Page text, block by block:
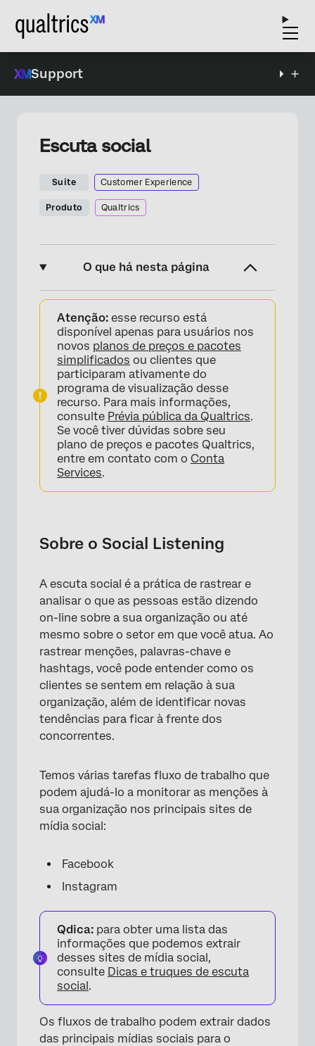
Support
Escuta social
Suite Customer Experience
Produto Qualtrics
O que há nesta página
Sobre o Social Listening
Permissões necessárias
Etapa 1: O projeto dos canais sociais
Etapa 2: O Fluxo de trabalho de escuta social
Extração de dados do Facebook
Extração de dados do Instagram
Etapa 3: Carregando dados sociais para o
Qualtrics
Etapa 5: Personalização do Dashboard
Perguntas frequentes
Atenção: esse recurso está
disponível apenas para usuários nos
novos planos de preços e pacotes
simplificados ou clientes que
participaram ativamente do
programa de visualização desse
recurso. Para mais informações,
consulte Prévia pública da Qualtrics.
Se você tiver dúvidas sobre seu
plano de preços e pacotes Qualtrics,
entre em contato com o Conta
Services.
Sobre o Social Listening
A escuta social é a prática de rastrear e
analisar o que as pessoas estão dizendo
on-line sobre a sua organização ou até
mesmo sobre o setor em que você atua. Ao
rastrear menções, palavras-chave e
hashtags, você pode entender como os
clientes se sentem em relação à sua
organização, além de identificar novas
tendências para ficar à frente dos
concorrentes.
Temos várias tarefas fluxo de trabalho que
podem ajudá-lo a monitorar as menções à
sua organização nos principais sites de
mídia social:
Facebook
Instagram
Qdica: para obter uma lista das
informações que podemos extrair
desses sites de mídia social,
consulte Dicas e truques de escuta
social.
Os fluxos de trabalho podem extrair dados
das principais mídias sociais para o